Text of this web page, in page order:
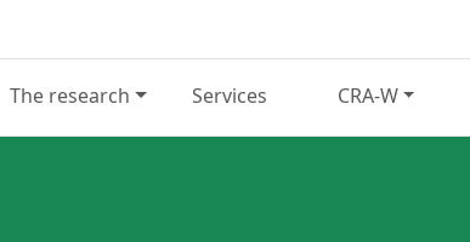
The research Services CRA-W